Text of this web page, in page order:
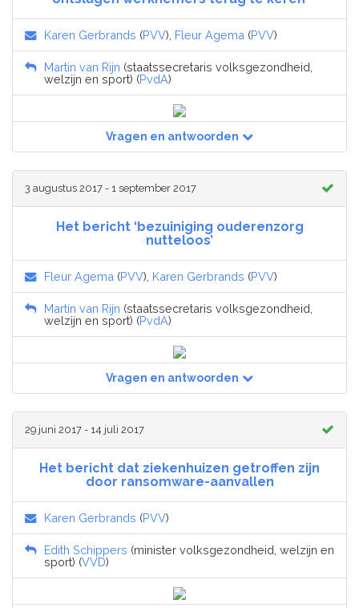
Karen Gerbrands (PVV), Fleur Agema (PVV)
Martin van Rijn (staatssecretaris volksgezondheid,
welzijn en sport) (PvdA)
Vragen en antwoorden
3 augustus 2017 - 1 september 2017
Het bericht ‘bezuiniging ouderenzorg
nutteloos’
Fleur Agema (PVV), Karen Gerbrands (PVV)
Martin van Rijn (staatssecretaris volksgezondheid,
welzijn en sport) (PvdA)
Vragen en antwoorden
29 juni 2017 - 14 juli 2017
Het bericht dat ziekenhuizen getroffen zijn
door ransomware-aanvallen
Karen Gerbrands (PVV)
Edith Schippers (minister volksgezondheid, welzijn en
sport) (VVD)